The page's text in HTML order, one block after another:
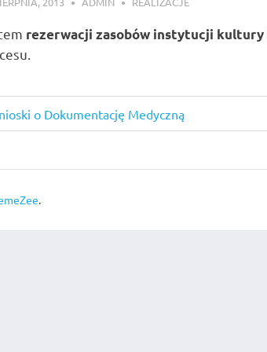
rezerwacji zasobów instytucji kultury
o Dokumentację Medyczną
.